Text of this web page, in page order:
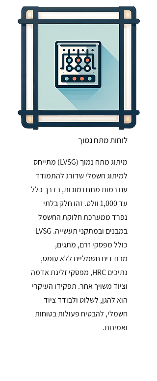
לוחות מתח נמוך
מיתוג מתח נמוך (LVSG) מתייחס
למיתוג חשמלי שדורג להתמודד
עם רמות מתח נמוכות, בדרך כלל
עד 1,000 וולט. זהו חלק בלתי
נפרד ממערכת חלוקת החשמל
במבנים ובמתקני תעשייה. LVSG
כולל מפסקי זרם, מתגים,
מבודדים חשמליים ללא עומס,
נתיכים HRC, מפסקי זליגת אדמה
וציוד משויך אחר. תפקידו העיקרי
הוא להגן, לשלוט ולבודד ציוד
חשמלי, להבטיח פעולות בטוחות
ואמינות.